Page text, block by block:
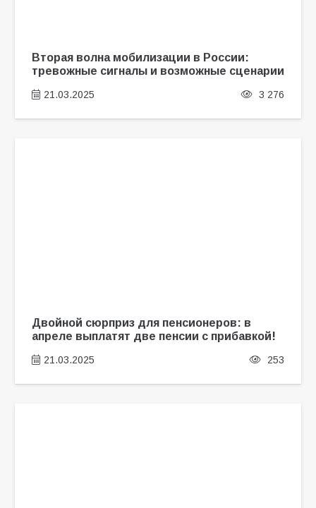
Вторая волна мобилизации в России:
тревожные сигналы и возможные сценарии
21.03.2025 3 276
Двойной сюрприз для пенсионеров: в
апреле выплатят две пенсии с прибавкой!
21.03.2025 253